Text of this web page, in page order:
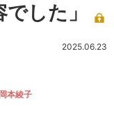
した」
2025.06.23
岡本綾子